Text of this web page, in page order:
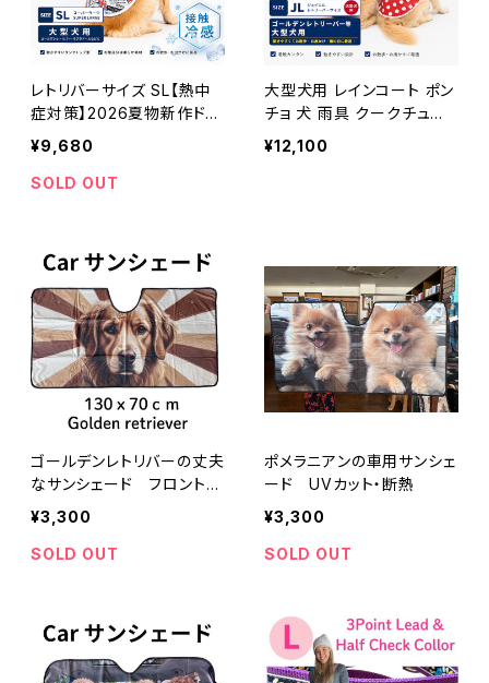
レトリバーサイズ SL【熱中
症対策】2026夏物新作ドッ
グウェア犬リカバリーウェア
【テラクール・UKタンク】
¥9,680
SOLD OUT
大型犬用 レインコート ポン
チョ 犬 雨具 クークチュー
ル 防水 撥水 蒸れにくい ゴ
ールデンレトリバー ラブラド
¥12,100
ゴールデンレトリバーの丈夫
なサンシェード フロントガ
ラスサンシェード
¥3,300
SOLD OUT
ポメラニアンの車用サンシェ
ード UVカット・断熱
¥3,300
SOLD OUT